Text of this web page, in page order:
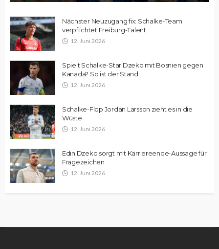
Nächster Neuzugang fix: Schalke-Team
verpflichtet Freiburg-Talent
12. Juni 2026
Spielt Schalke-Star Dzeko mit Bosnien gegen
Kanada? So ist der Stand
12. Juni 2026
Schalke-Flop Jordan Larsson zieht es in die
Wüste
12. Juni 2026
Edin Dzeko sorgt mit Karriereende-Aussage für
Fragezeichen
12. Juni 2026